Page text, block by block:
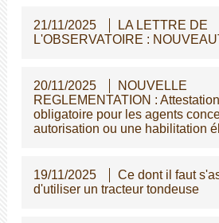
21/11/2025
LA LETTRE DE
L'OBSERVATOIRE :
20/11/2025
NOUVELLE
REGLEMENTATION :
obligatoire pour les agents
autorisation ou une habilitation
19/11/2025
Ce dont il faut
d'utiliser un tracteur tondeuse